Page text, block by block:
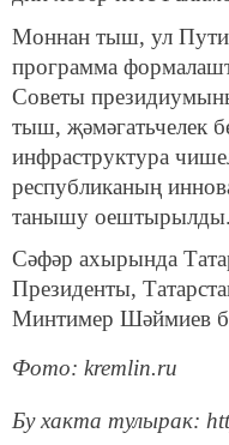
Моннан тыш, ул
программа
Советы
тыш, җәмәгатьчелек
инфраструктура
республиканың
танышу оештырылды.
Сәфәр ахырында
Президенты,
Минтимер Шәймиев
Фото: kremlin.ru
Бу хакта тулырак: